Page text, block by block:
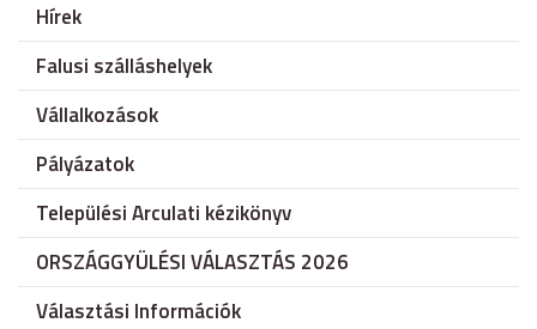
Hírek
Falusi szálláshelyek
Vállalkozások
Pályázatok
Települési Arculati kézikönyv
ORSZÁGGYÜLÉSI VÁLASZTÁS 2026
Választási Információk